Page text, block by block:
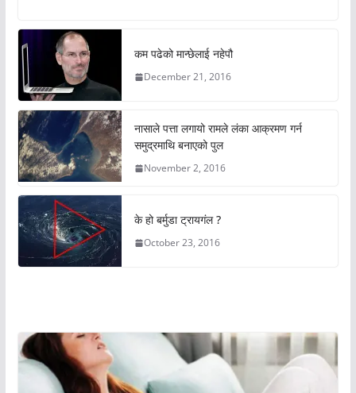
कम पढेको मान्छेलाई नहेपौ
December 21, 2016
नासाले पत्ता लगायो रामले लंका आक्रमण गर्न
समुद्रमाथि बनाएको पुल
November 2, 2016
के हो बर्मुडा ट्रायगंल ?
October 23, 2016